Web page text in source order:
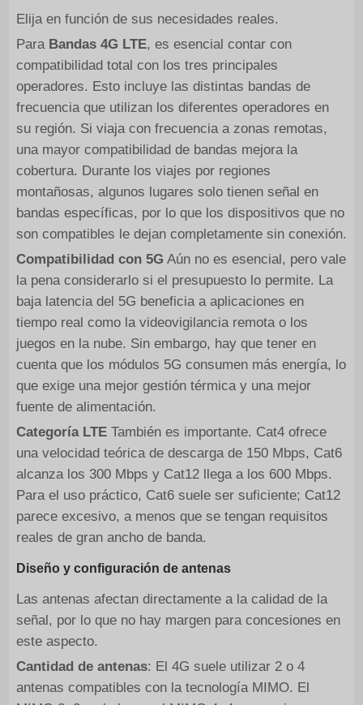
Elija en función de sus necesidades reales.
Para Bandas 4G LTE, es esencial contar con
compatibilidad total con los tres principales
operadores. Esto incluye las distintas bandas de
frecuencia que utilizan los diferentes operadores en
su región. Si viaja con frecuencia a zonas remotas,
una mayor compatibilidad de bandas mejora la
cobertura. Durante los viajes por regiones
montañosas, algunos lugares solo tienen señal en
bandas específicas, por lo que los dispositivos que no
son compatibles le dejan completamente sin conexión.
Compatibilidad con 5G Aún no es esencial, pero vale
la pena considerarlo si el presupuesto lo permite. La
baja latencia del 5G beneficia a aplicaciones en
tiempo real como la videovigilancia remota o los
juegos en la nube. Sin embargo, hay que tener en
cuenta que los módulos 5G consumen más energía, lo
que exige una mejor gestión térmica y una mejor
fuente de alimentación.
Categoría LTETambién es importante. Cat4 ofrece
una velocidad teórica de descarga de 150 Mbps, Cat6
alcanza los 300 Mbps y Cat12 llega a los 600 Mbps.
Para el uso práctico, Cat6 suele ser suficiente; Cat12
parece excesivo, a menos que se tengan requisitos
reales de gran ancho de banda.
Diseño y configuración de antenas
Las antenas afectan directamente a la calidad de la
señal, por lo que no hay margen para concesiones en
este aspecto.
Cantidad de antenas: El 4G suele utilizar 2 o 4
antenas compatibles con la tecnología MIMO. El